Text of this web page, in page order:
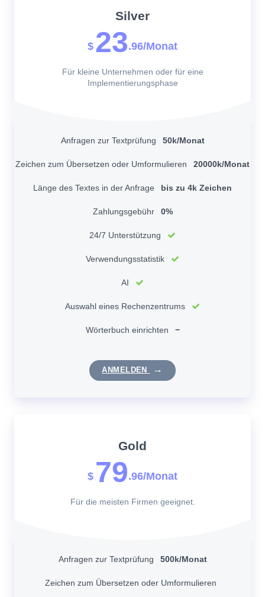
Silver
$ 23.96/Monat
Für kleine Unternehmen oder für eine
Implementierungsphase
Anfragen zur Textprüfung 50k/Monat
Zeichen zum Übersetzen oder Umformulieren 20000k/Monat
Länge des Textes in der Anfrage bis zu 4k Zeichen
Zahlungsgebühr 0%
24/7 Unterstützung
Verwendungsstatistik
AI
Auswahl eines Rechenzentrums
Wörterbuch einrichten −
ANMELDEN
Gold
$ 79.96/Monat
Für die meisten Firmen geeignet.
Anfragen zur Textprüfung 500k/Monat
Zeichen zum Übersetzen oder Umformulieren